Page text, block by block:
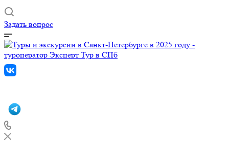
Задать вопрос